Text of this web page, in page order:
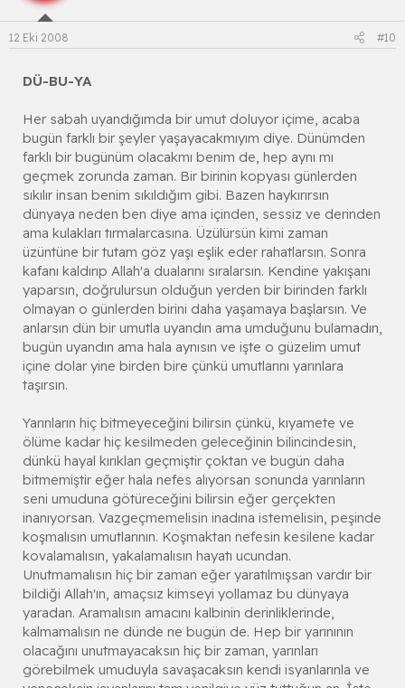
12 Eki 2008 #10
DÜ-BU-YA
Her sabah uyandığımda bir umut doluyor içime, acaba
bugün farklı bir şeyler yaşayacakmıyım diye. Dünümden
farklı bir bugünüm olacakmı benim de, hep aynı mı
geçmek zorunda zaman. Bir birinin kopyası günlerden
sıkılır insan benim sıkıldığım gibi. Bazen haykırırsın
dünyaya neden ben diye ama içinden, sessiz ve derinden
ama kulakları tırmalarcasına. Üzülürsün kimi zaman
üzüntüne bir tutam göz yaşı eşlik eder rahatlarsın. Sonra
kafanı kaldırıp Allah'a dualarını sıralarsın. Kendine yakışanı
yaparsın, doğrulursun olduğun yerden bir birinden farklı
olmayan o günlerden birini daha yaşamaya başlarsın. Ve
anlarsın dün bir umutla uyandın ama umduğunu bulamadın,
bugün uyandın ama hala aynısın ve işte o güzelim umut
içine dolar yine birden bire çünkü umutlarını yarınlara
taşırsın.
Yarınların hiç bitmeyeceğini bilirsin çünkü, kıyamete ve
ölüme kadar hiç kesilmeden geleceğinin bilincindesin,
dünkü hayal kırıkları geçmiştir çoktan ve bugün daha
bitmemiştir eğer hala nefes alıyorsan sonunda yarınların
seni umuduna götüreceğini bilirsin eğer gerçekten
inanıyorsan. Vazgeçmemelisin inadına istemelisin, peşinde
koşmalısın umutlarının. Koşmaktan nefesin kesilene kadar
kovalamalısın, yakalamalısın hayatı ucundan.
Unutmamalısın hiç bir zaman eğer yaratılmışsan vardır bir
bildiği Allah'ın, amaçsız kimseyi yollamaz bu dünyaya
yaradan. Aramalısın amacını kalbinin derinliklerinde,
kalmamalısın ne dünde ne bugün de. Hep bir yarınının
olacağını unutmayacaksın hiç bir zaman, yarınları
görebilmek umuduyla savaşacaksın kendi isyanlarınla ve